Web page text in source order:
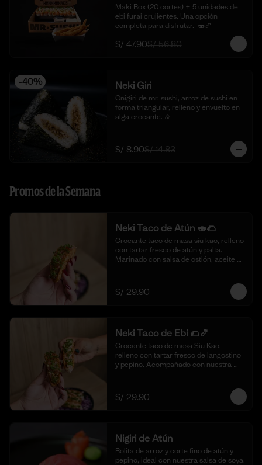
Maki Box (20 cortes) + 5 unidades de
ebi furai crujientes. Una opción
completa para disfrutar.  🍣🍤
S/ 47.90S/ 56.80
-40% Neki Giri
Onigiri de mr. sushi, arroz de sushi en
forma triangular, relleno y envuelto en
alga crocante. 🍙
S/ 8.90S/ 14.83
Promos de la Semana
Neki Taco de Atún 🍣🌮
Crocante taco de masa siu kao, relleno
con tartar fresco de atún y palta.
Marinado con salsa de ostión, aceite de
S/ 29.90
Neki Taco de Ebi 🌮🍤
Crocante taco de masa Siu Kao,
relleno con tartar fresco de langostino
y pepino. Acompañado con nuestra
S/ 29.90
Nigiri de Atún
Bolita de arroz y corte fino de atún y
pepino, ideal con nuestra salsa de soya.